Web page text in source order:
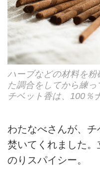
ハーブなどの材料を
た調合をしてから練
チベット香は、100％
わたなべさんが、
焚いてくれました
のりスパイシー。